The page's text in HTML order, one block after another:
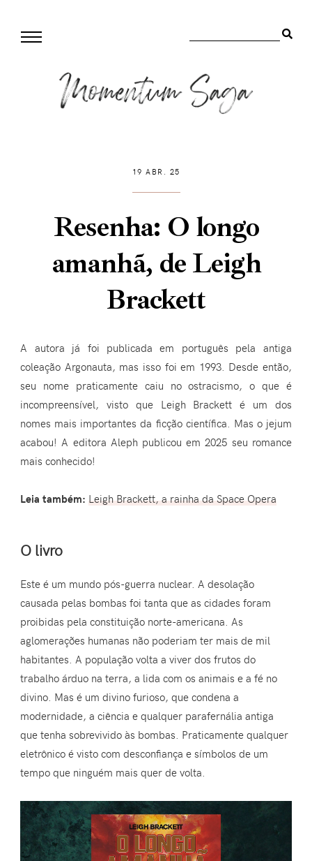
19 ABR. 25
Resenha: O longo
amanhã, de Leigh
Brackett
A autora já foi publicada em português pela antiga
coleação Argonauta, mas isso foi em 1993. Desde então,
seu nome praticamente caiu no ostracismo, o que é
incompreensível, visto que Leigh Brackett é um dos
nomes mais importantes da ficção científica. Mas o jejum
acabou! A editora Aleph publicou em 2025 seu romance
mais conhecido!
Leia também: Leigh Brackett, a rainha da Space Opera
O livro
Este é um mundo pós-guerra nuclear. A desolação
causada pelas bombas foi tanta que as cidades foram
proibidas pela constituição norte-americana. As
aglomerações humanas não poderiam ter mais de mil
habitantes. A população volta a viver dos frutos do
trabalho árduo na terra, a lida com os animais e a fé no
divino. Mas é um divino furioso, que condena a
modernidade, a ciência e qualquer parafernália antiga
que tenha sobrevivido às bombas. Praticamente qualquer
eletrônico é visto com desconfiança e símbolos de um
tempo que ninguém mais quer de volta.